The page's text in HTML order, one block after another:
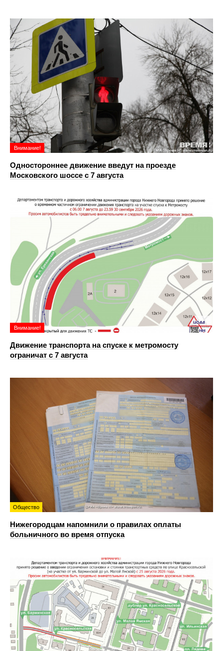
Внимание!
Одностороннее движение введут на проезде
Московского шоссе с 7 августа
Внимание!
Движение транспорта на спуске к метромосту
ограничат с 7 августа
Общество
Нижегородцам напомнили о правилах оплаты
больничного во время отпуска